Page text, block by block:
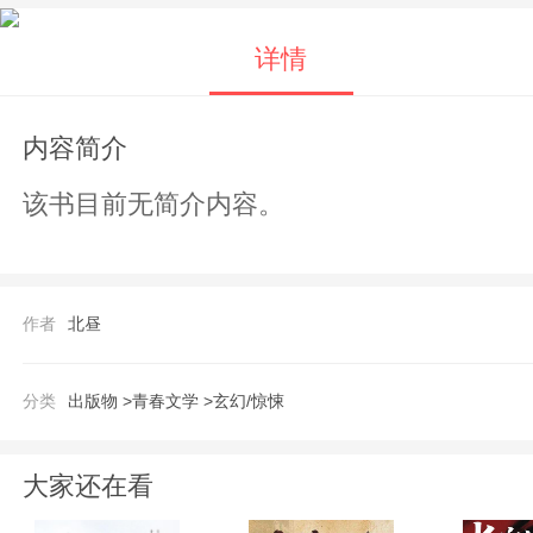
详情
内容简介
该书目前无简介内容。
作者 北昼
分类 出版物 >青春文学 >玄幻/惊悚
大家还在看